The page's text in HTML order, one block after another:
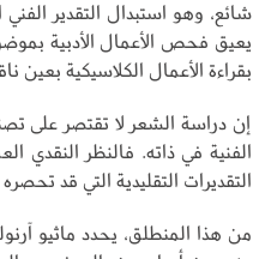
شائع، وهو استبدال التقدير
يعيق فحص الأعمال الأدبية
بقراءة الأعمال الكلاسيكية بعين
إن دراسة الشعر لا تقتصر على
الفنية في ذاته. فالنظر النقدي
التقديرات التقليدية التي قد
من هذا المنطلق، يحدد ماثيو